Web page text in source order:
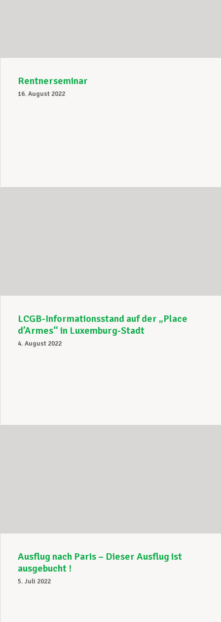
Rentnerseminar
16. August 2022
LCGB-Informationsstand auf der „Place
d’Armes“ in Luxemburg-Stadt
4. August 2022
Ausflug nach Paris – Dieser Ausflug ist
ausgebucht !
5. Juli 2022